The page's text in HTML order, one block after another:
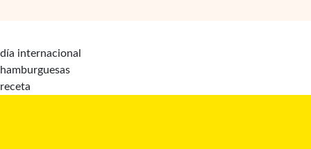
día internacional
hamburguesas
receta